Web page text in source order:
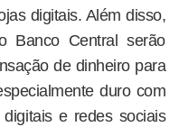
digitais. Além disso,
Banco Central serão
de dinheiro para
duro com
e redes sociais